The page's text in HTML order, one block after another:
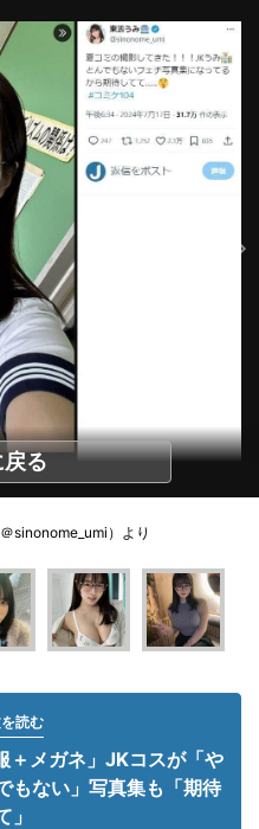
る
sinonome_umi）より
読む
＋メガネ」JKコスが「や
ない」写真集も「期待
」